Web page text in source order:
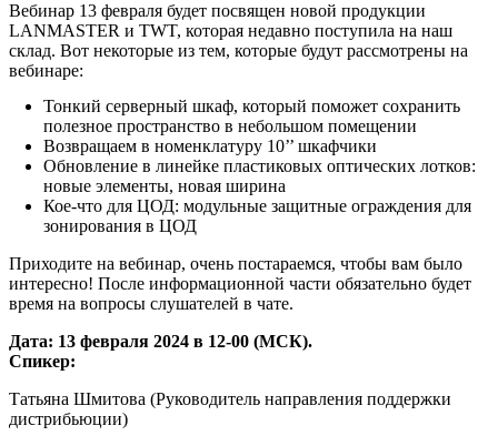
Вебинар 13 февраля будет посвящен новой продукции
LANMASTER и TWT, которая недавно поступила на наш
склад. Вот некоторые из тем, которые будут рассмотрены на
вебинаре:
Тонкий серверный шкаф, который поможет сохранить
полезное пространство в небольшом помещении
Возвращаем в номенклатуру 10’’ шкафчики
Обновление в линейке пластиковых оптических лотков:
новые элементы, новая ширина
Кое-что для ЦОД: модульные защитные ограждения для
зонирования в ЦОД
Приходите на вебинар, очень постараемся, чтобы вам было
интересно! После информационной части обязательно будет
время на вопросы слушателей в чате.
Дата: 13 февраля 2024 в 12-00 (МСК).
Спикер:
Татьяна Шмитова (Руководитель направления поддержки
дистрибьюции)